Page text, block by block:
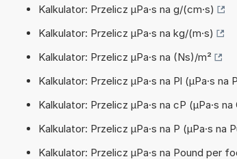
Kalkulator: Przelicz µPa·s na g/(cm·s)
Kalkulator: Przelicz µPa·s na kg/(m·s)
Kalkulator: Przelicz µPa·s na (Ns)/m²
Kalkulator: Przelicz µPa·s na Pl (µPa·s na
Kalkulator: Przelicz µPa·s na cP (µPa·s
Kalkulator: Przelicz µPa·s na P (µPa·s na
Kalkulator: Przelicz µPa·s na Pound per